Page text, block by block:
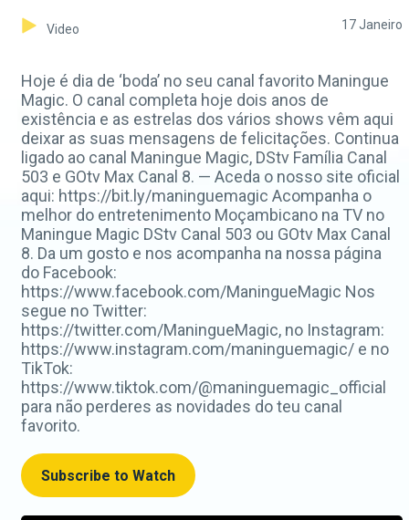
Video 17 Janeiro
Hoje é dia de ‘boda’ no seu canal favorito Maningue
Magic. O canal completa hoje dois anos de
existência e as estrelas dos vários shows vêm aqui
deixar as suas mensagens de felicitações. Continua
ligado ao canal Maningue Magic, DStv Família Canal
503 e GOtv Max Canal 8. — Aceda o nosso site oficial
aqui: https://bit.ly/maninguemagic Acompanha o
melhor do entretenimento Moçambicano na TV no
Maningue Magic DStv Canal 503 ou GOtv Max Canal
8. Da um gosto e nos acompanha na nossa página
do Facebook:
https://www.facebook.com/ManingueMagic Nos
segue no Twitter:
https://twitter.com/ManingueMagic, no Instagram:
https://www.instagram.com/maninguemagic/ e no
TikTok:
https://www.tiktok.com/@maninguemagic_official
para não perderes as novidades do teu canal
favorito.
Subscribe to Watch